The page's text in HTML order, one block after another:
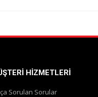
HIZMETLERI
Sorulan Sorular